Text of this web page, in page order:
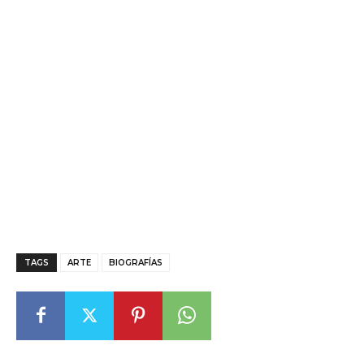
TAGS ARTE BIOGRAFÍAS